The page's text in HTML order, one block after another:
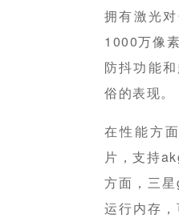
拥有激光
1000万像
防抖功能
俗的表现。
在性能方
片，支持
方面，三
运行内存